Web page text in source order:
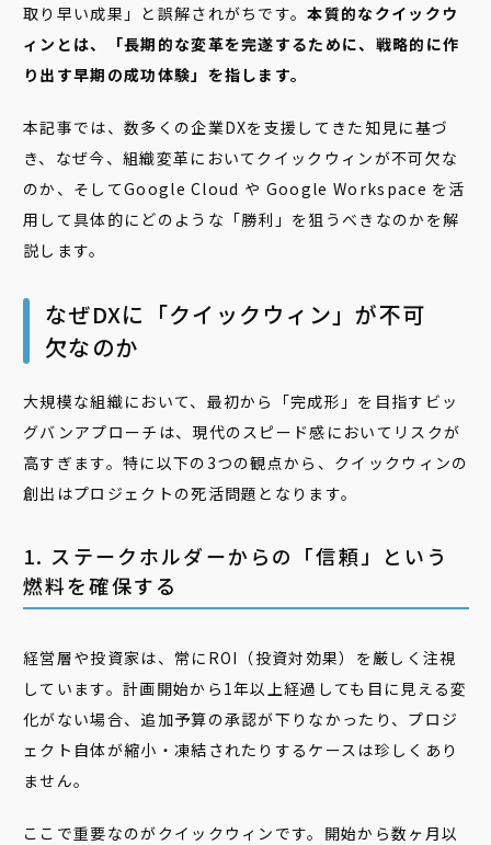
取り早い成果」と誤解されがちです。本質的なクイックウ
ィンとは、「長期的な変革を完遂するために、戦略的に作
り出す早期の成功体験」を指します。
本記事では、数多くの企業DXを支援してきた知見に基づ
き、なぜ今、組織変革においてクイックウィンが不可欠な
のか、そしてGoogle Cloud や Google Workspace を活
用して具体的にどのような「勝利」を狙うべきなのかを解
説します。
なぜDXに「クイックウィン」が不可
欠なのか
大規模な組織において、最初から「完成形」を目指すビッ
グバンアプローチは、現代のスピード感においてリスクが
高すぎます。特に以下の3つの観点から、クイックウィンの
創出はプロジェクトの死活問題となります。
1. ステークホルダーからの「信頼」という
燃料を確保する
経営層や投資家は、常にROI（投資対効果）を厳しく注視
しています。計画開始から1年以上経過しても目に見える変
化がない場合、追加予算の承認が下りなかったり、プロジ
ェクト自体が縮小・凍結されたりするケースは珍しくあり
ません。
ここで重要なのがクイックウィンです。開始から数ヶ月以